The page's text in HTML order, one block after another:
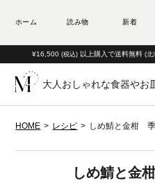
¥16,500 (税込) 以上購入で送料無料 (北
大人おしゃれな食器やお
HOME レシピ しめ鯖と⾦柑
しめ鯖と⾦